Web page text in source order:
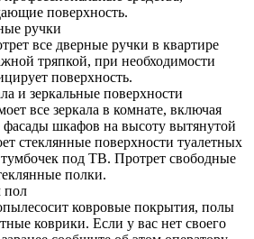
поверхность.
ручки
все дверные ручки в квартире
тряпкой, при необходимости
поверхность.
и зеркальные поверхности
все зеркала в комнате, включая
фасады шкафов на высоту вытянутой
стеклянные поверхности туалетных
под ТВ. Протрет свободные
полки.
пол
ковровые покрытия, полы
коврики. Если у вас нет своего